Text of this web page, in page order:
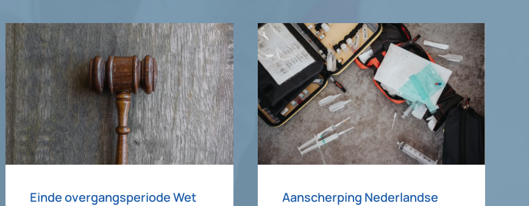
Einde overgangsperiode Wet
Aanscherping Nederlandse